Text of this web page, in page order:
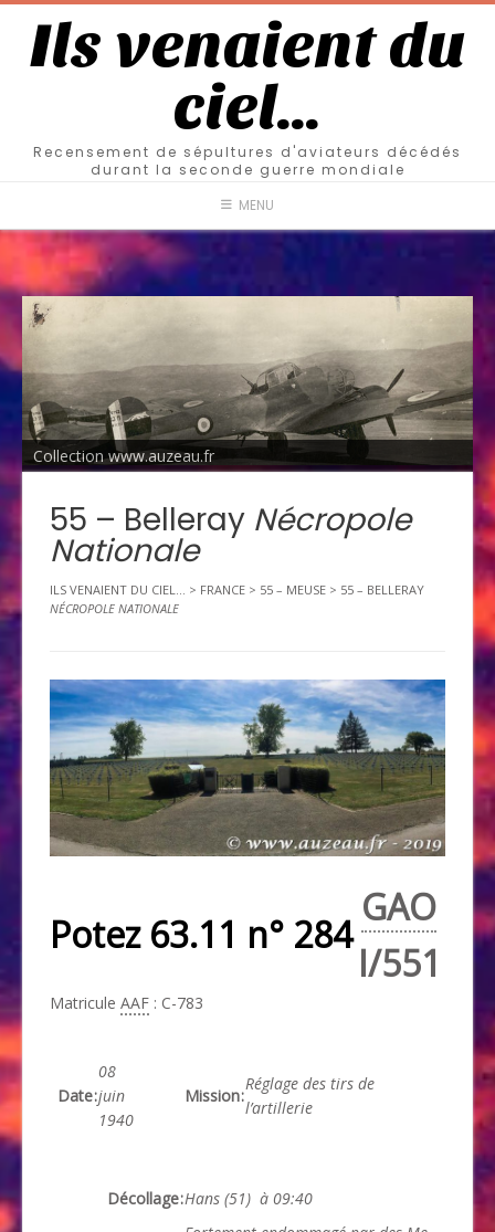
Ils venaient du
ciel…
Recensement de sépultures d'aviateurs décédés
durant la seconde guerre mondiale
MENU
Collection www.auzeau.fr
55 – Belleray Nécropole
Nationale
ILS VENAIENT DU CIEL... > FRANCE > 55 – MEUSE > 55 – BELLERAY
NÉCROPOLE NATIONALE
Potez 63.11 n° 284
GAO
I/551
Matricule AAF : C-783
Date:
08
juin
1940
Mission:
Réglage des tirs de
l’artillerie
Décollage:Hans (51) à 09:40